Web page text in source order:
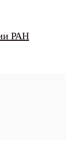
РАН